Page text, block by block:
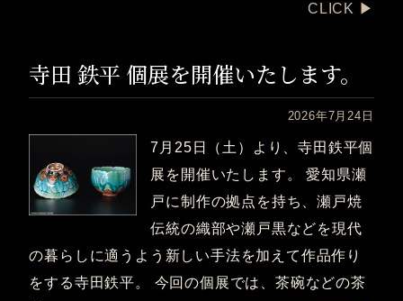
CLICK ▶︎
寺田 鉄平 個展を開催いたします。
2026年7月24日
7月25日（土）より、寺田鉄平個
展を開催いたします。 愛知県瀬
戸に制作の拠点を持ち、瀬戸焼
伝統の織部や瀬戸黒などを現代
の暮らしに適うよう新しい手法を加えて作品作り
をする寺田鉄平。 今回の個展では、茶碗などの茶